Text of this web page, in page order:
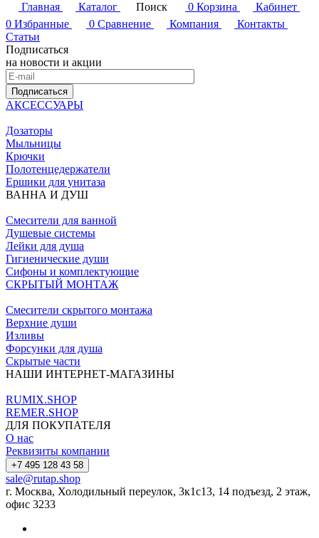
Главная
Каталог Поиск 0 Корзина
Кабинет
0 Избранные 0 Сравнение Компания
Контакты
Статьи
Подписаться
на новости и акции
Подписаться
АКСЕССУАРЫ
Дозаторы
Мыльницы
Крючки
Полотенцедержатели
Ершики для унитаза
ВАННА И ДУШ
Смесители для ванной
Душевые системы
Лейки для душа
Гигиенические души
Сифоны и комплектующие
СКРЫТЫЙ МОНТАЖ
Смесители скрытого монтажа
Верхние души
Изливы
Форсунки для душа
Скрытые части
НАШИ ИНТЕРНЕТ-МАГАЗИНЫ
RUMIX.SHOP
REMER.SHOP
ДЛЯ ПОКУПАТЕЛЯ
О нас
Реквизиты компании
+7 495 128 43 58
sale@rutap.shop
г. Москва, Холодильный переулок, 3к1с13, 14 подъезд, 2 этаж,
офис 3233